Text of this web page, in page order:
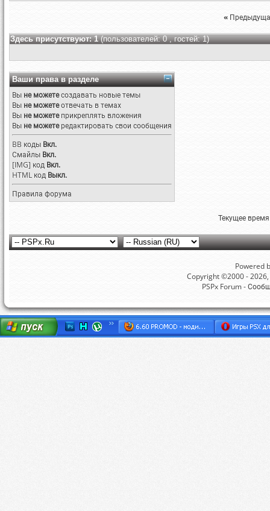
«
Здесь присутствуют: 1(пользователей: 0 , гостей: 1)
Ваши права в разделе
Вы не можетесоздавать новые темы
Вы не можетеотвечать в темах
Вы не можетеприкреплять вложения
Вы не можетередактировать свои сообщения
BB коды Вкл.
Смайлы Вкл.
[IMG] код Вкл.
HTML код Выкл.
Правила форума
Текущее
Powered
Copyright ©2000 -
PSPx Forum -